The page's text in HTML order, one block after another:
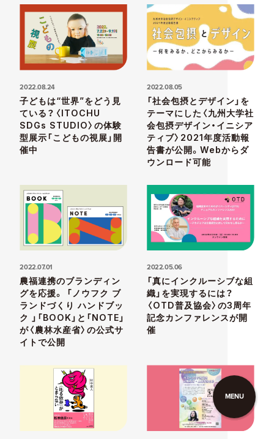
2022.08.24
子どもは“世界”をどう見
ている？​​〈ITOCHU
SDGs STUDIO〉の体験
型展示「こどもの視展」開
催中
2022.08.05
「社会包摂とデザイン」を
テーマにした〈九州大学社
会包摂デザイン・イニシア
ティブ〉2021年度活動報
告書が公開。Webからダ
ウンロード可能
2022.07.01
農福連携のブランディン
グを応援。 「ノウフク ブ
ランドづくり ハンドブッ
ク 」「BOOK」と「NOTE」
が〈農林水産省〉の公式サ
イトで公開
2022.05.06
「真にインクルーシブな組
織」を実現するには？
〈OTD普及協会〉の3周年
記念カンファレンスが開
催
MENU